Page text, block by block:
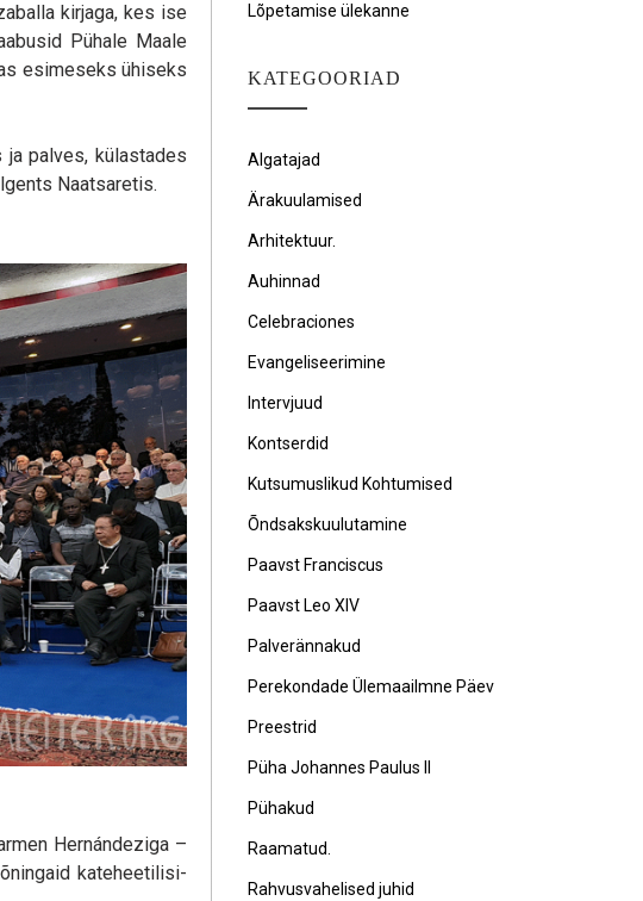
kirjaga, kes ise
Pühale Maale
esimeseks ühiseks
palves, külastades
Naatsaretis.
Hernándeziga –
kateheetilisi-
Lõpetamise ülekanne
KATEGOORIAD
Algatajad
Ärakuulamised
Arhitektuur.
Auhinnad
Celebraciones
Evangeliseerimine
Intervjuud
Kontserdid
Kutsumuslikud Kohtumised
Õndsakskuulutamine
Paavst Franciscus
Paavst Leo XIV
Palverännakud
Perekondade Ülemaailmne Päev
Preestrid
Püha Johannes Paulus II
Pühakud
Raamatud.
Rahvusvahelised juhid